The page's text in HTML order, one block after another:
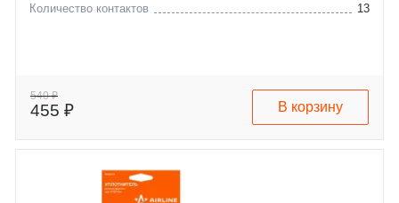
Количество контактов
13
540 ₽
455 ₽ В корзину